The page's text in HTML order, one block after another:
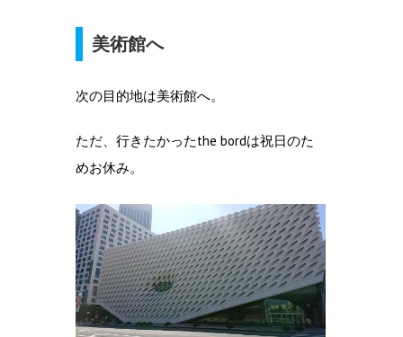
美術館へ
次の目的地は美術館へ。
ただ、行きたかったthe bordは祝日のた
めお休み。